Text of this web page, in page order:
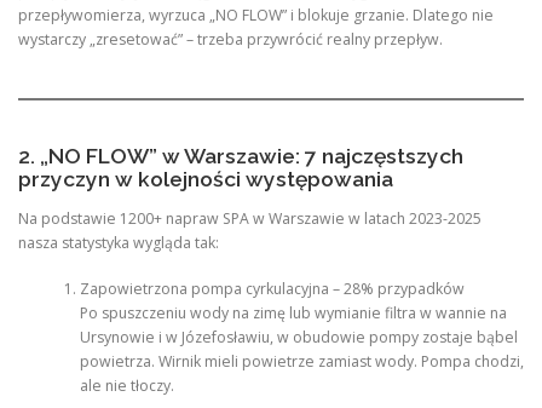
przepływomierza, wyrzuca „NO FLOW” i blokuje grzanie. Dlatego nie
wystarczy „zresetować” – trzeba przywrócić realny przepływ.
2. „NO FLOW” w Warszawie: 7 najczęstszych
przyczyn w kolejności występowania
Na podstawie 1200+ napraw SPA w Warszawie w latach 2023-2025
nasza statystyka wygląda tak:
Zapowietrzona pompa cyrkulacyjna – 28% przypadków
Po spuszczeniu wody na zimę lub wymianie filtra w wannie na
Ursynowie i w Józefosławiu, w obudowie pompy zostaje bąbel
powietrza. Wirnik mieli powietrze zamiast wody. Pompa chodzi,
ale nie tłoczy.